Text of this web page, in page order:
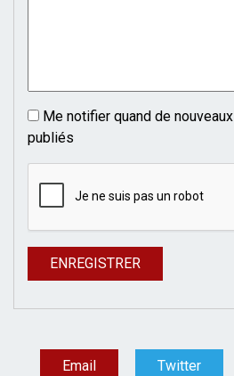
Me notifier quand de
publiés
Email Twitter